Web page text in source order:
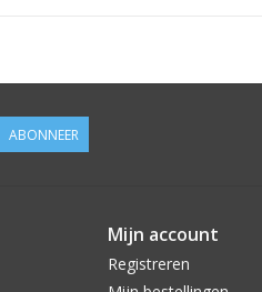
ABONNEER
Mijn account
Registreren